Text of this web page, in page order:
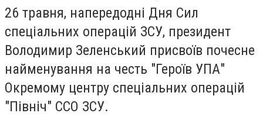
26 травня, напередодні Дня Сил
спеціальних операцій ЗСУ, президент
Володимир Зеленський присвоїв почесне
найменування на честь "Героїв УПА"
Окремому центру спеціальних операцій
"Північ" ССО ЗСУ.